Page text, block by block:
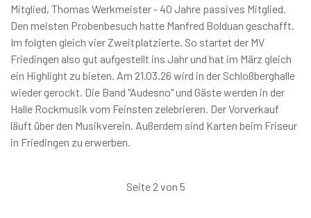
Mitglied, Thomas Werkmeister - 40 Jahre passives Mitglied.
Den meisten Probenbesuch hatte Manfred Bolduan geschafft.
Im folgten gleich vier Zweitplatzierte. So startet der MV
Friedingen also gut aufgestellt ins Jahr und hat im März gleich
ein Highlight zu bieten. Am 21.03.26 wird in der Schloßberghalle
wieder gerockt. Die Band "Audesno" und Gäste werden in der
Halle Rockmusik vom Feinsten zelebrieren. Der Vorverkauf
läuft über den Musikverein. Außerdem sind Karten beim Friseur
in Friedingen zu erwerben.
Seite 2 von 5